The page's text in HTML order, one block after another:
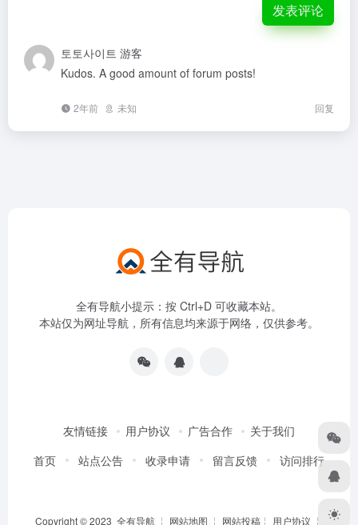
发表评论
토토사이트 游客
Kudos. A good amount of forum posts!
2年前 未知 回复
全有导航小提示：按 Ctrl+D 可收藏本站。
本站仅为网址导航，所有信息均来源于网络，仅供参考。
友情链接 用户协议 广告合作
关于我们
首页
站点公告 收录申请 留言反馈 访问排行
Copyright © 2023 全有导航 ╎ 网站地图 ╎ 网站投稿 ╎ 用户协议 ╎